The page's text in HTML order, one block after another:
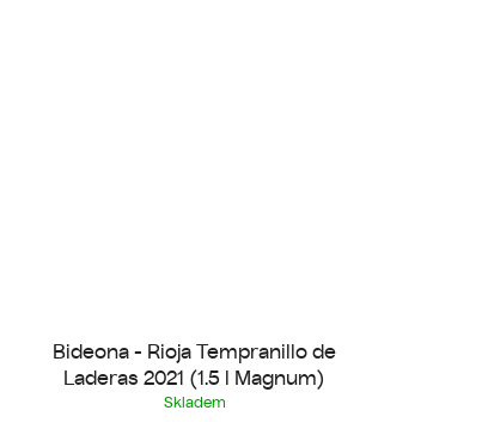
Bideona - Rioja Tempranillo de
Laderas 2021 (1.5 l Magnum)
Skladem